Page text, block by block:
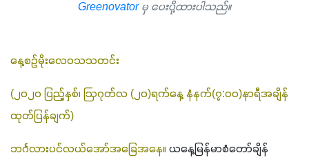
Greenovator မှ ပေးပို့ထားပါသည်။
နေ့စဉ်မိုးလေဝသသတင်း
(၂၀၂၀ ပြည့်နှစ်၊ ဩဂုတ်လ (၂၀)ရက်နေ့ နံနက်(၇:၀၀)နာရီအချိန်
ထုတ်ပြန်ချက်)
ဘင်္ဂလားပင်လယ်အော်အ‌ခြေအနေ။ ယနေ့မြန်မာစံတော်ချိန်